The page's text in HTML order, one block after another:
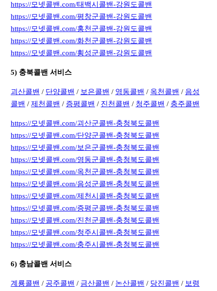
https://모넷콜밴.com/태백시콜밴-강원도콜밴
https://모넷콜밴.com/평창군콜밴-강원도콜밴
https://모넷콜밴.com/홍천군콜밴-강원도콜밴
https://모넷콜밴.com/화천군콜밴-강원도콜밴
https://모넷콜밴.com/횡성군콜밴-강원도콜밴
5) 충북콜밴 서비스
괴산콜밴 / 단양콜밴 / 보은콜밴 / 영동콜밴 / 옥천콜밴 / 음성
콜밴 /제천콜밴 / 증평콜밴 / 진천콜밴 / 청주콜밴 / 충주콜밴
https://모넷콜밴.com/괴산군콜밴-충청북도콜밴
https://모넷콜밴.com/단양군콜밴-충청북도콜밴
https://모넷콜밴.com/보은군콜밴-충청북도콜밴
https://모넷콜밴.com/영동군콜밴-충청북도콜밴
https://모넷콜밴.com/옥천군콜밴-충청북도콜밴
https://모넷콜밴.com/음성군콜밴-충청북도콜밴
https://모넷콜밴.com/제천시콜밴-충청북도콜밴
https://모넷콜밴.com/증평군콜밴-충청북도콜밴
https://모넷콜밴.com/진천군콜밴-충청북도콜밴
https://모넷콜밴.com/청주시콜밴-충청북도콜밴
https://모넷콜밴.com/충주시콜밴-충청북도콜밴
6) 충남콜밴 서비스
계룡콜밴 / 공주콜밴 / 금산콜밴 / 논산콜밴 / 당진콜밴 / 보령